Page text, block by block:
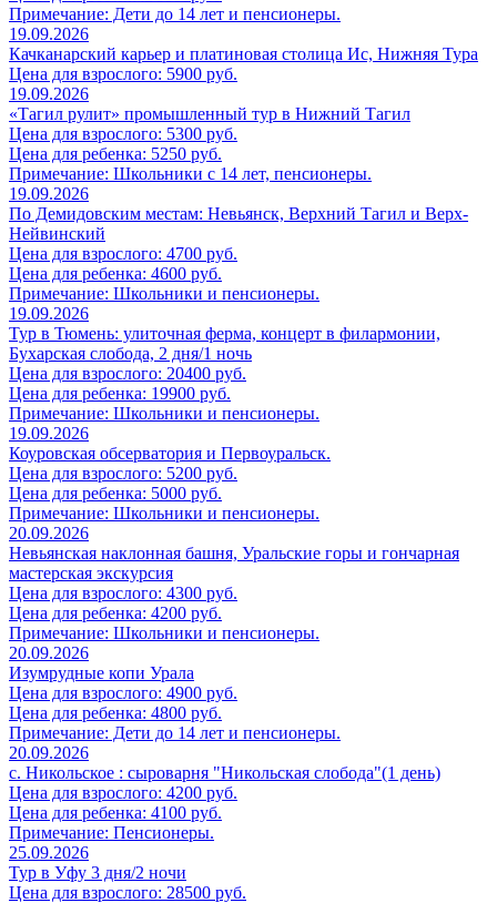
Примечание: Дети до 14 лет и пенсионеры.
19.09.2026
Качканарский карьер и платиновая столица Ис, Нижняя Тура
Цена для взрослого: 5900 руб.
19.09.2026
«Тагил рулит» промышленный тур в Нижний Тагил
Цена для взрослого: 5300 руб.
Цена для ребенка: 5250 руб.
Примечание: Школьники с 14 лет, пенсионеры.
19.09.2026
По Демидовским местам: Невьянск, Верхний Тагил и Верх-
Нейвинский
Цена для взрослого: 4700 руб.
Цена для ребенка: 4600 руб.
Примечание: Школьники и пенсионеры.
19.09.2026
Тур в Тюмень: улиточная ферма, концерт в филармонии,
Бухарская слобода, 2 дня/1 ночь
Цена для взрослого: 20400 руб.
Цена для ребенка: 19900 руб.
Примечание: Школьники и пенсионеры.
19.09.2026
Коуровская обсерватория и Первоуральск.
Цена для взрослого: 5200 руб.
Цена для ребенка: 5000 руб.
Примечание: Школьники и пенсионеры.
20.09.2026
Невьянская наклонная башня, Уральские горы и гончарная
мастерская экскурсия
Цена для взрослого: 4300 руб.
Цена для ребенка: 4200 руб.
Примечание: Школьники и пенсионеры.
20.09.2026
Изумрудные копи Урала
Цена для взрослого: 4900 руб.
Цена для ребенка: 4800 руб.
Примечание: Дети до 14 лет и пенсионеры.
20.09.2026
с. Никольское : сыроварня "Никольская слобода"(1 день)
Цена для взрослого: 4200 руб.
Цена для ребенка: 4100 руб.
Примечание: Пенсионеры.
25.09.2026
Тур в Уфу 3 дня/2 ночи
Цена для взрослого: 28500 руб.